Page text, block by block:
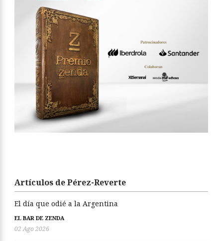
Artículos de Pérez-Reverte
El día que odié a la Argentina
EL BAR DE ZENDA
02 Ago 2026